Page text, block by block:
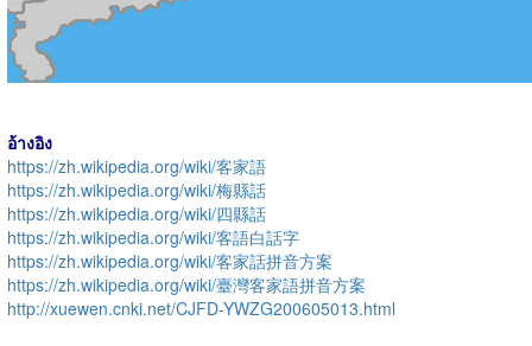
อ้างอิง
https://zh.wikipedia.org/wiki/客家語
https://zh.wikipedia.org/wiki/梅縣話
https://zh.wikipedia.org/wiki/四縣話
https://zh.wikipedia.org/wiki/客語白話字
https://zh.wikipedia.org/wiki/客家話拼音方案
https://zh.wikipedia.org/wiki/臺灣客家語拼音方案
http://xuewen.cnki.net/CJFD-YWZG200605013.html